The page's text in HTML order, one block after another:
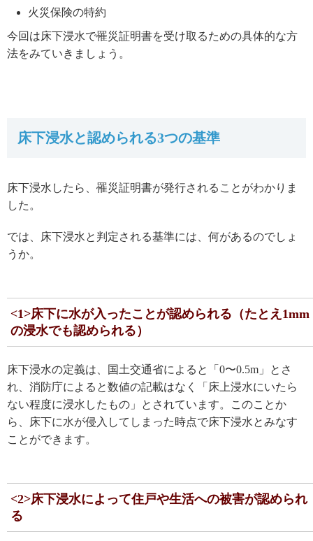
火災保険の特約
今回は床下浸水で罹災証明書を受け取るための具体的な方
法をみていきましょう。
床下浸水と認められる3つの基準
床下浸水したら、罹災証明書が発行されることがわかりま
した。
では、床下浸水と判定される基準には、何があるのでしょ
うか。
<1>床下に水が入ったことが認められる（たとえ1mm
の浸水でも認められる）
床下浸水の定義は、国土交通省によると「0〜0.5m」とさ
れ、消防庁によると数値の記載はなく「床上浸水にいたら
ない程度に浸水したもの」とされています。このことか
ら、床下に水が侵入してしまった時点で床下浸水とみなす
ことができます。
<2>床下浸水によって住戸や生活への被害が認められ
る